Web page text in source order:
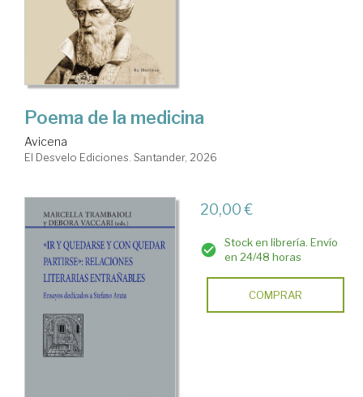
Poema de la medicina
Avicena
El Desvelo Ediciones. Santander, 2026
20,00 €
Stock en librería. Envío
en 24/48 horas
COMPRAR